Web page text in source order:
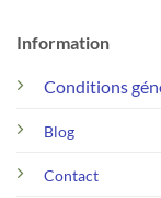
Information
Conditions
Blog
Contact